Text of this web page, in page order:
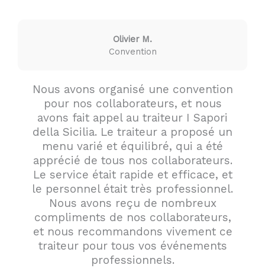
Olivier M.
Convention
Nous avons organisé une convention
pour nos collaborateurs, et nous
avons fait appel au traiteur I Sapori
della Sicilia. Le traiteur a proposé un
menu varié et équilibré, qui a été
apprécié de tous nos collaborateurs.
Le service était rapide et efficace, et
le personnel était très professionnel.
Nous avons reçu de nombreux
compliments de nos collaborateurs,
et nous recommandons vivement ce
traiteur pour tous vos événements
professionnels.